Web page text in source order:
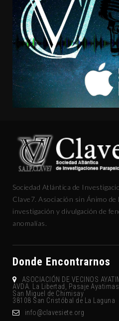
Sociedad Atlántica de
Clave7. Asociación sin Ánimo de
investigación y divulgación de
anomalías.
Donde Encontrarnos
ASOCIACIÓN DE VECINOS
AVDA. La Libertad, Pasaje
San Miguel de Chimisay
38108 San Cristóbal de La Laguna
gro.eteisevalc@ofni